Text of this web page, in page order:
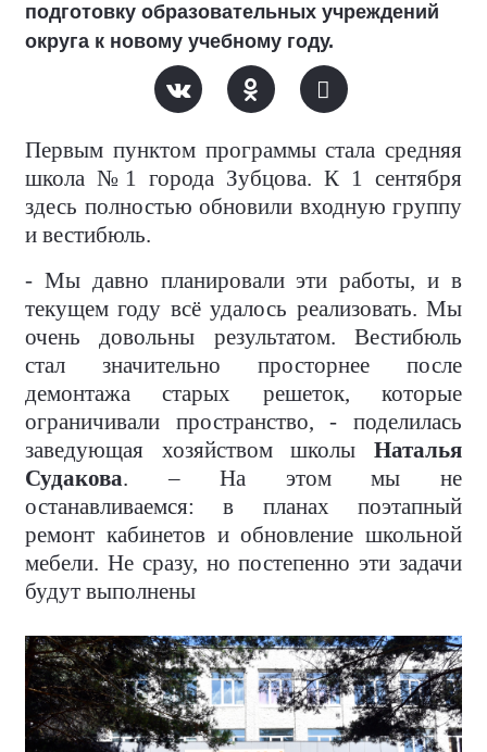
подготовку образовательных учреждений
округа к новому учебному году.
Первым пунктом программы стала средняя
школа №1 города Зубцова. К 1 сентября
здесь полностью обновили входную группу
и вестибюль.
- Мы давно планировали эти работы, и в
текущем году всё удалось реализовать. Мы
очень довольны результатом. Вестибюль
стал значительно просторнее после
демонтажа старых решеток, которые
ограничивали пространство, - поделилась
заведующая хозяйством школы Наталья
Судакова. – На этом мы не
останавливаемся: в планах поэтапный
ремонт кабинетов и обновление школьной
мебели. Не сразу, но постепенно эти задачи
будут выполнены